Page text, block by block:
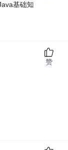
基础知
赞